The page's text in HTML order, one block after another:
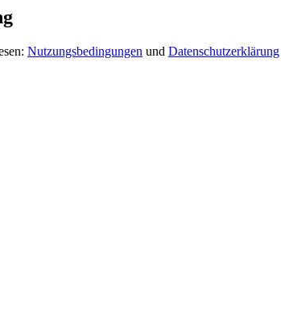
Nutzungsbedingungen und Datenschutzerklärung